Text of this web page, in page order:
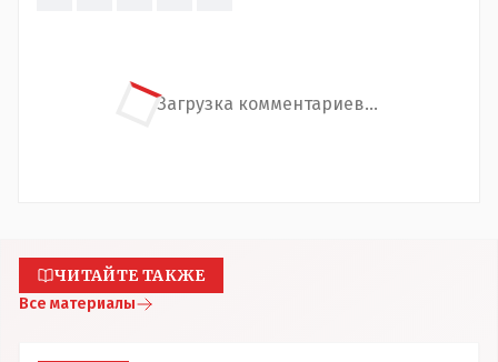
Загрузка комментариев...
ЧИТАЙТЕ ТАКЖЕ
Все материалы